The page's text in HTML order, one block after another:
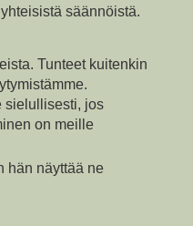
säännöistä.
Tunteet kuitenkin
sielullisesti, jos
on meille
hän näyttää ne